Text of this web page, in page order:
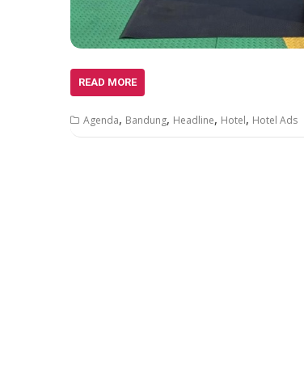
READ MORE
Agenda, Bandung, Headline, Hotel, Hotel Ads